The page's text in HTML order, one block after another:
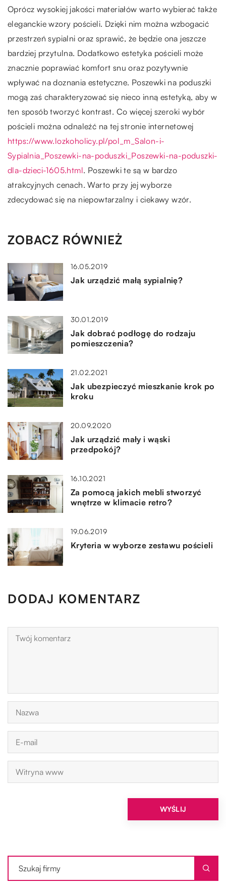
Oprócz wysokiej jakości materiałów warto wybierać także
eleganckie wzory pościeli. Dzięki nim można wzbogacić
przestrzeń sypialni oraz sprawić, że będzie ona jeszcze
bardziej przytulna. Dodatkowo estetyka pościeli może
znacznie poprawiać komfort snu oraz pozytywnie
wpływać na doznania estetyczne. Poszewki na poduszki
mogą zaś charakteryzować się nieco inną estetyką, aby w
ten sposób tworzyć kontrast. Co więcej szeroki wybór
pościeli można odnaleźć na tej stronie internetowej
https://www.lozkoholicy.pl/pol_m_Salon-i-
Sypialnia_Poszewki-na-poduszki_Poszewki-na-poduszki-
dla-dzieci-1605.html. Poszewki te są w bardzo
atrakcyjnych cenach. Warto przy jej wyborze
zdecydować się na niepowtarzalny i ciekawy wzór.
ZOBACZ RÓWNIEŻ
16.05.2019
Jak urządzić małą sypialnię?
30.01.2019
Jak dobrać podłogę do rodzaju
pomieszczenia?
21.02.2021
Jak ubezpieczyć mieszkanie krok po
kroku
20.09.2020
Jak urządzić mały i wąski
przedpokój?
16.10.2021
Za pomocą jakich mebli stworzyć
wnętrze w klimacie retro?
19.06.2019
Kryteria w wyborze zestawu pościeli
DODAJ KOMENTARZ